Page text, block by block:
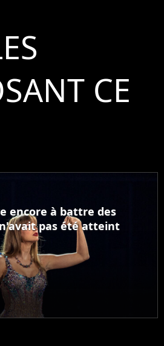
CE
encore à battre des
pas été atteint